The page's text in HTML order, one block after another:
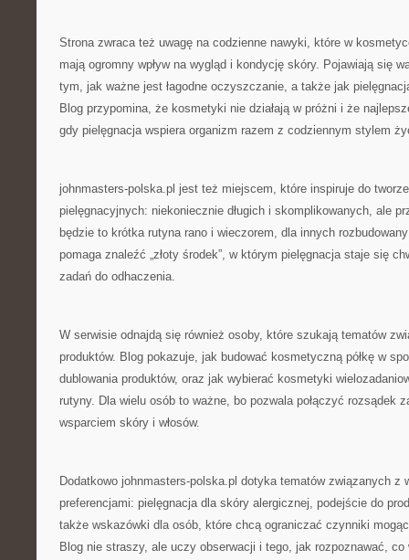
Strona zwraca też uwagę na codzienne nawyki, które w
mają ogromny wpływ na wygląd i kondycję skóry. Pojawiają się
tym, jak ważne jest łagodne oczyszczanie, a także jak
Blog przypomina, że kosmetyki nie działają w próżni i że
gdy pielęgnacja wspiera organizm razem z codziennym stylem
johnmasters-polska.pl jest też miejscem, które inspiruje do
pielęgnacyjnych: niekoniecznie długich i skomplikowanych, ale
będzie to krótka rutyna rano i wieczorem, dla innych
pomaga znaleźć „złoty środek”, w którym pielęgnacja staje się
zadań do odhaczenia.
W serwisie odnajdą się również osoby, które szukają tematów
produktów. Blog pokazuje, jak budować kosmetyczną półkę w
dublowania produktów, oraz jak wybierać kosmetyki
rutyny. Dla wielu osób to ważne, bo pozwala połączyć rozsądek
wsparciem skóry i włosów.
Dodatkowo johnmasters-polska.pl dotyka tematów związanych z
preferencjami: pielęgnacja dla skóry alergicznej, podejście do
także wskazówki dla osób, które chcą ograniczać czynniki
Blog nie straszy, ale uczy obserwacji i tego, jak rozpoznawać, co